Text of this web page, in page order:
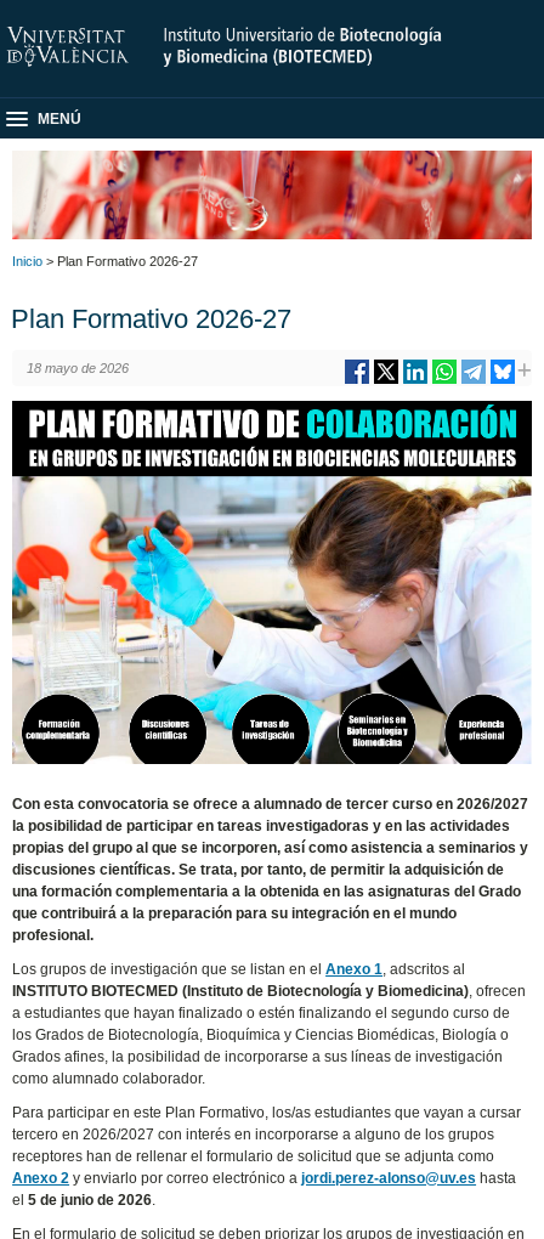
MENÚ
Inicio > Plan Formativo 2026-27
Plan Formativo 2026-27
18 mayo de 2026
Con esta convocatoria se ofrece a alumnado de tercer curso en 2026/2027
la posibilidad de participar en tareas investigadoras y en las actividades
propias del grupo al que se incorporen, así como asistencia a seminarios y
discusiones científicas. Se trata, por tanto, de permitir la adquisición de
una formación complementaria a la obtenida en las asignaturas del Grado
que contribuirá a la preparación para su integración en el mundo
profesional.
Los grupos de investigación que se listan en elAnexo 1, adscritos al
INSTITUTO BIOTECMED (Instituto de Biotecnología y Biomedicina), ofrecen
a estudiantes que hayan finalizado o estén finalizando el segundo curso de
los Grados de Biotecnología, Bioquímica y Ciencias Biomédicas, Biología o
Grados afines, la posibilidad de incorporarse a sus líneas de investigación
como alumnado colaborador.
Para participar en este Plan Formativo, los/as estudiantes que vayan a cursar
tercero en 2026/2027 con interés en incorporarse a alguno de los grupos
receptores han de rellenar el formulario de solicitud que se adjunta como
Anexo 2 y enviarlo por correo electrónico ajordi.perez-alonso@uv.es hasta
el5 de junio de 2026.
En el formulario de solicitud se deben priorizar los grupos de investigación en